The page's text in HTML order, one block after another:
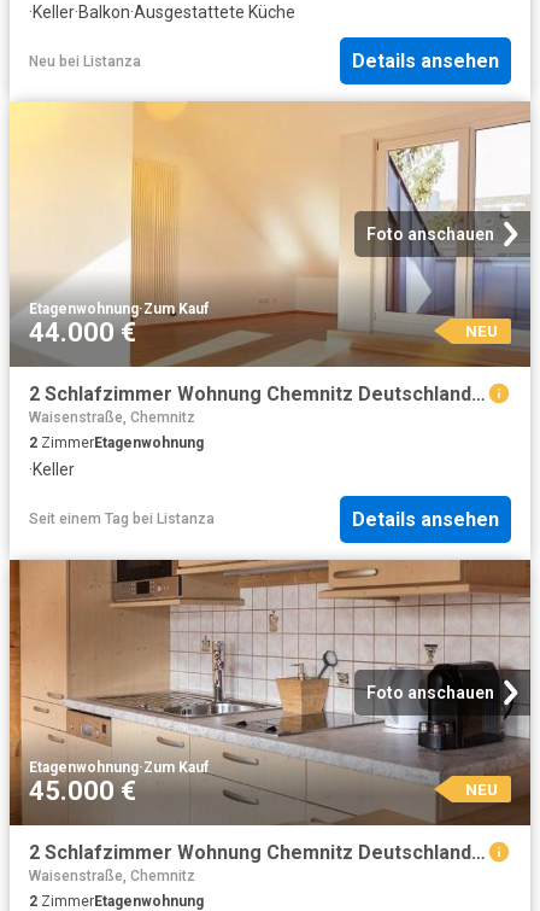
·Keller·Balkon·Ausgestattete Küche
Neu bei Listanza Details ansehen
Foto anschauen
Etagenwohnung·Zum Kauf
44.000 € NEU
2 Schlafzimmer Wohnung Chemnitz Deutschland 104798714
Waisenstraße, Chemnitz
2 ZimmerEtagenwohnung
·Keller
Seit einem Tag bei Listanza Details ansehen
Foto anschauen
Etagenwohnung·Zum Kauf
45.000 € NEU
2 Schlafzimmer Wohnung Chemnitz Deutschland 104798297
Waisenstraße, Chemnitz
2 ZimmerEtagenwohnung